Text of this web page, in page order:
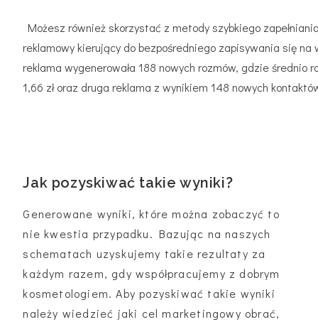
Możesz również skorzystać z metody szybkiego
reklamowy kierujący do bezpośredniego zapisywania się
reklama wygenerowała 188 nowych rozmów, gdzie
1,66 zł oraz druga reklama z wynikiem 148 nowych
Jak pozyskiwać takie wyniki?
Generowane wyniki, które można zobaczyć to
nie kwestia przypadku. Bazując na naszych
schematach uzyskujemy takie rezultaty za
każdym razem, gdy współpracujemy z dobrym
kosmetologiem. Aby pozyskiwać takie wyniki
należy wiedzieć jaki cel marketingowy obrać,